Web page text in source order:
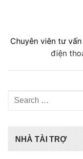
Chuyên viên tư
điện
Tìm
kiếm
NHÀ TÀI TRỢ